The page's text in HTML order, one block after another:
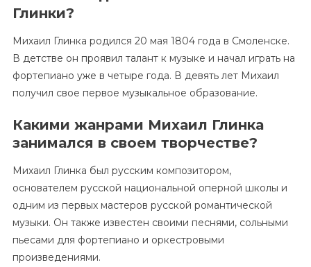
Глинки?
Михаил Глинка родился 20 мая 1804 года в Смоленске.
В детстве он проявил талант к музыке и начал играть на
фортепиано уже в четыре года. В девять лет Михаил
получил свое первое музыкальное образование.
Какими жанрами Михаил Глинка
занимался в своем творчестве?
Михаил Глинка был русским композитором,
основателем русской национальной оперной школы и
одним из первых мастеров русской романтической
музыки. Он также известен своими песнями, сольными
пьесами для фортепиано и оркестровыми
произведениями.